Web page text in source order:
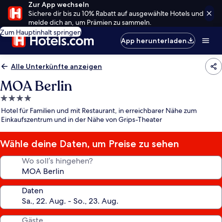
Zur App wechseln
Sichere dir bis zu 10% Rabatt auf ausgewählte Hotels und
melde dich an, um Prämien zu sammeln.
Zum Hauptinhalt springen
App herunterladen
Alle Unterkünfte anzeigen
MOA Berlin
4.0-
Sterne-
Unterkunft
Hotel für Familien und mit Restaurant, in erreichbarer Nähe zum
Einkaufszentrum und in der Nähe von Grips-Theater
Wähle deine Daten, um Preise zu sehen
Wo soll’s hingehen?
Daten